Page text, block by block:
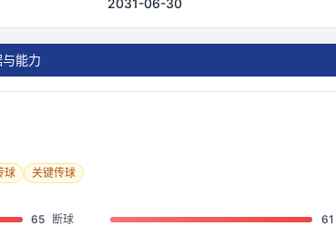
2031-06-30
与能力
球 关键传球
65 断球 61